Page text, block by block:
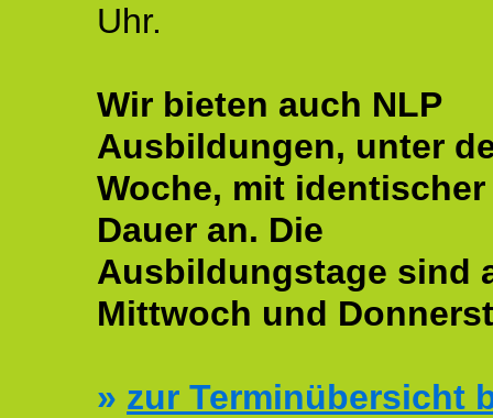
Uhr.
Wir bieten auch NLP
Ausbildungen, unter
Woche, mit identischer
Dauer an. Die
Ausbildungstage sind
Mittwoch und
» zur Terminübersicht